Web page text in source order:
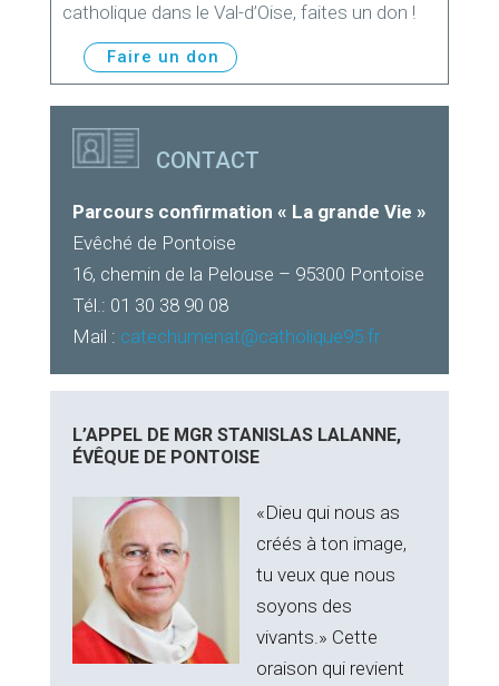
catholique dans le Val-d’Oise, faites un don !
Faire un don
CONTACT
Parcours confirmation « La grande Vie »
Evêché de Pontoise
16, chemin de la Pelouse – 95300 Pontoise
Tél.: 01 30 38 90 08
Mail : catechumenat@catholique95.fr
L’APPEL DE MGR STANISLAS LALANNE,
ÉVÊQUE DE PONTOISE
«Dieu qui nous as
créés à ton image,
tu veux que nous
soyons des
vivants.» Cette
oraison qui revient